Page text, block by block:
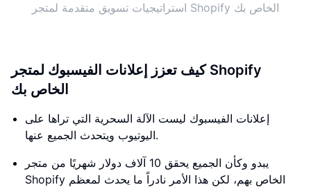
استراتيجيات تسويق متقدمة لمتجر Shopify الخاص بك
كيف تعزز إعلانات الفيسبوك لمتجر Shopify
الخاص بك
إعلانات الفيسبوك ليست الآلة السحرية التي تراها على
اليوتيوب ويتحدث الجميع عنها.
يبدو وكأن الجميع يحقق 10 آلاف دولار شهريًا من متجر
Shopify الخاص بهم، لكن هذا الأمر نادراً ما يحدث لمعظم